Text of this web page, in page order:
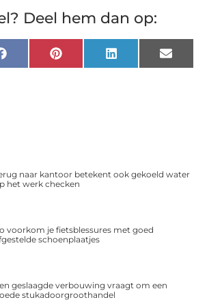
Deel hem dan op:
FacebookPinterest LinkedIn Email
naar kantoor betekent ook gekoeld water
het werk checken
voorkom je fietsblessures met goed
schoenplaatjes
geslaagde verbouwing vraagt om een
stukadoorgroothandel